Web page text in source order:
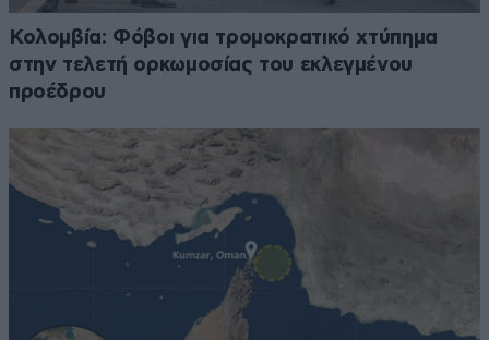
Κολομβία: Φόβοι για τρομοκρατικό χτύπημα
στην τελετή ορκωμοσίας του εκλεγμένου
προέδρου